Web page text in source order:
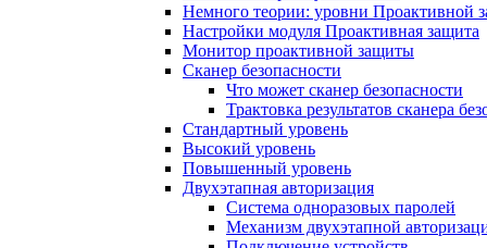
Немного теории: уровни Проактивной
Настройки модуля Проактивная защита
Монитор проактивной защиты
Сканер безопасности
Что может сканер безопасности
Трактовка результатов сканера
Стандартный уровень
Высокий уровень
Повышенный уровень
Двухэтапная авторизация
Система одноразовых паролей
Механизм двухэтапной